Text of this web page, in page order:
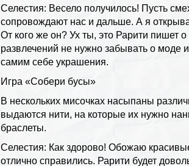
Селестия: Весело получилось! Пусть
сопровождают нас и дальше. А я
От кого же он? Ух ты, это Рарити пишет о
развлечений не нужно забывать о моде
самим себе украшения.
Игра «Собери бусы»
В нескольких мисочках насыпаны
выдаются нити, на которые их нужно
браслеты.
Селестия: Как здорово! Обожаю
отлично справились. Рарити будет